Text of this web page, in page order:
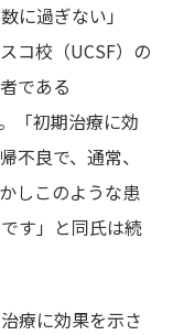
に過ぎない」
コ校（UCSF）の
である
「初期治療に効
不良で、通常、
しこのような患
す」と同氏は続
療に効果を示さ